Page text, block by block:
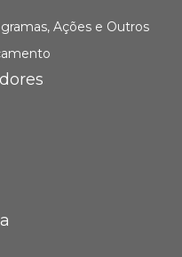
Ações e Outros